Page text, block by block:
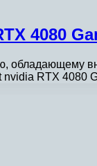
4080
nvidia RTX